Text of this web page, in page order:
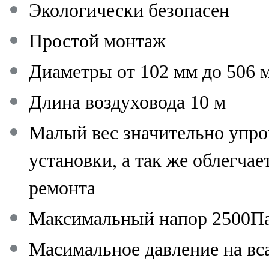
Экологически безопасен
Простой монтаж
Диаметры от 102 мм до 506
Длина воздуховода 10 м
Малый вес значительно
установки, а так же
ремонта
Максимальный напор
Масимальное давление на